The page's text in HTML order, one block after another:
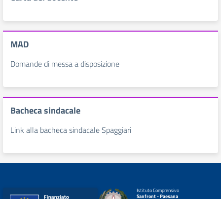
MAD
Domande di messa a disposizione
Bacheca sindacale
Link alla bacheca sindacale Spaggiari
Istituto Comprensivo
Sanfront - Paesana